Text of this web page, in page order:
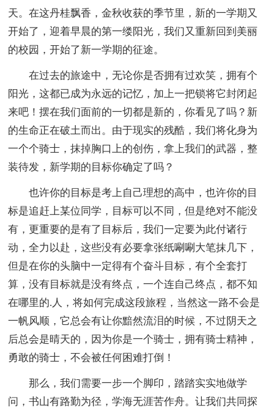
天。在这丹桂飘香，金秋收获的季节里，新的一学期又
开始了，迎着早晨的第一缕阳光，我们又重新回到美丽
的校园，开始了新一学期的征途。
在过去的旅途中，无论你是否拥有过欢笑，拥有个
阳光，这都已成为永远的记忆，加上一把锁将它封闭起
来吧！摆在我们面前的一切都是新的，你看见了吗？新
的生命正在破土而出。由于现实的残酷，我们将化身为
一个个骑士，抹掉胸口上的创伤，拿上我们的武器，整
装待发，新学期的目标你确定了吗？
也许你的目标是考上自己理想的高中，也许你的目
标是追赶上某位同学，目标可以不同，但是绝对不能没
有，更重要的是有了目标后，我们一定要为此付诸行
动，全力以赴，这些没有必要拿张纸唰唰大笔抹几下，
但是在你的头脑中一定得有个奋斗目标，有个全套打
算，没有目标就是没有终点，一个连自己终点，都不知
在哪里的.人，将如何完成这段旅程，当然这一路不会是
一帆风顺，它总会有让你黯然流泪的时候，不过阴天之
后总会是晴天的，因为你是一个骑士，拥有骑士精神，
勇敢的骑士，不会被任何困难打倒！
那么，我们需要一步一个脚印，踏踏实实地做学
问，书山有路勤为径，学海无涯苦作舟。让我们共同探